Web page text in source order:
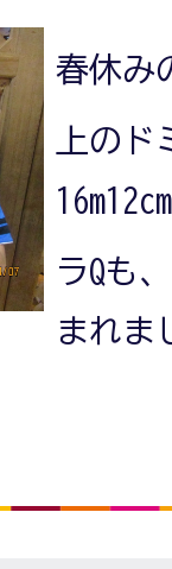
春休み
上の
ラQも
まれま